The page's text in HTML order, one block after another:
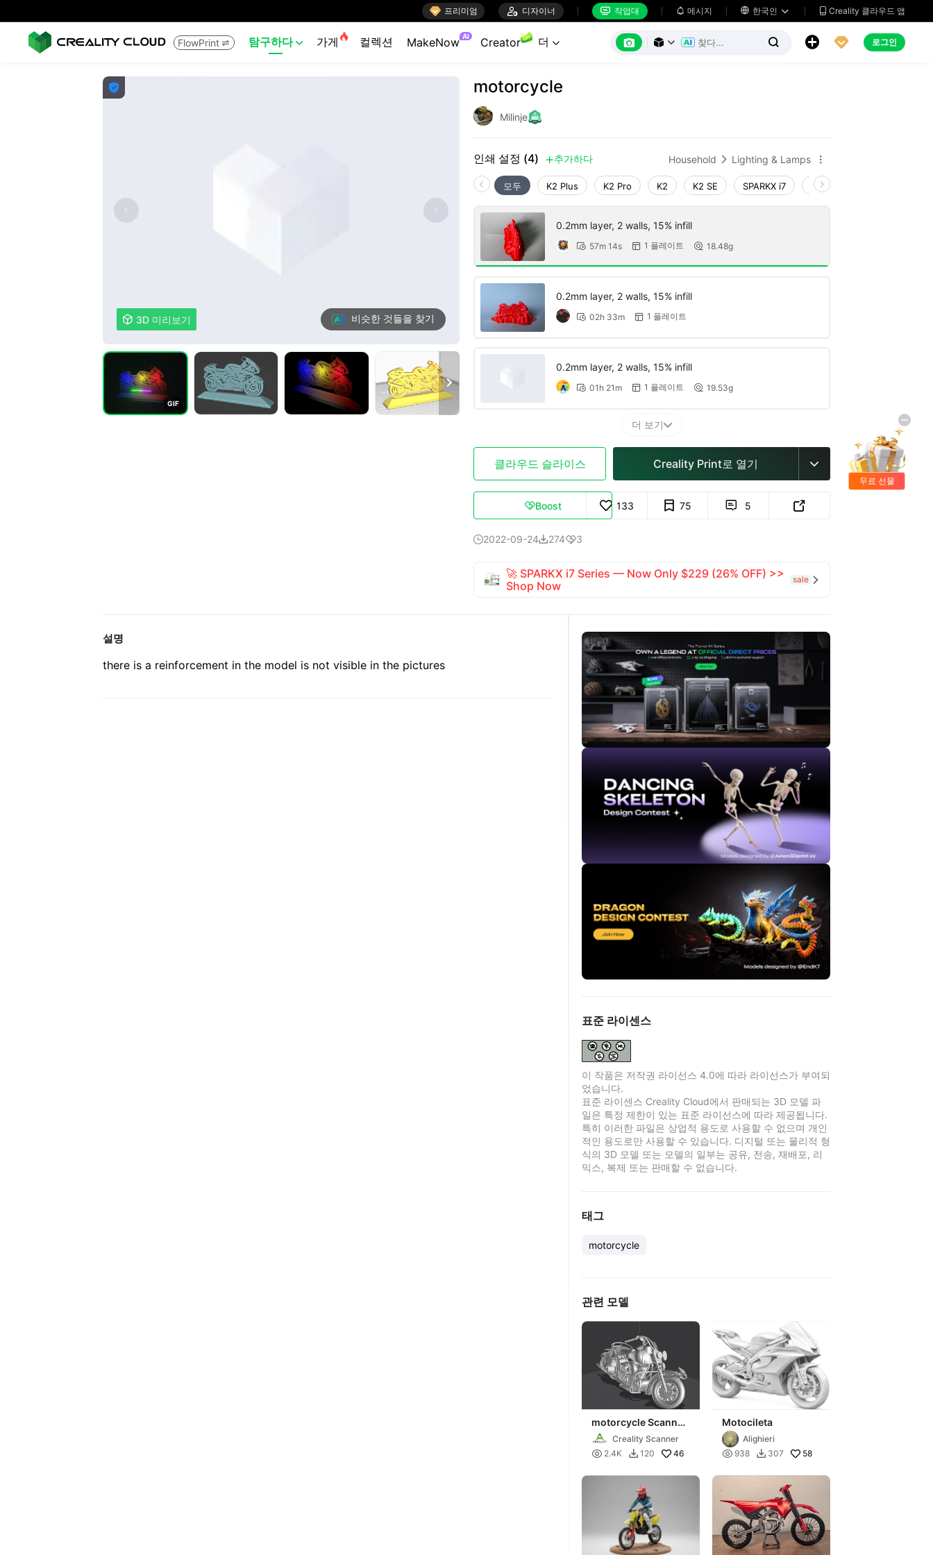
 프리미엄  디자이너  작업대  메시지  한국인   Creality 클라우드 앱
FlowPrint  탐구하다  가게  컬렉션 MakeNow AI Creator 더        로그인

 3D 미리보기 비슷한 것들을 찾기
GIF

motorcycle
Milinje
인쇄 설정 (4)  추가하다 Household  Lighting & Lamps 
모두 K2 Plus K2 Pro K2 K2 SE SPARKX i7 Creality Hi
0.2mm layer, 2 walls, 15% infill
 57m 14s  1 플레이트  18.48g
0.2mm layer, 2 walls, 15% infill
 02h 33m  1 플레이트
0.2mm layer, 2 walls, 15% infill
 01h 21m  1 플레이트  19.53g
더 보기
클라우드 슬라이스 Creality Print로 열기 
Boost 133 75  5 
2022-09-242743
🚀 SPARKX i7 Series — Now Only $229 (26% OFF) >>
Shop Now
sale 
설명
there is a reinforcement in the model is not visible in the pictures
표준 라이센스
이 작품은 저작권 라이선스 4.0에 따라 라이선스가 부여되
었습니다.
표준 라이센스 Creality Cloud에서 판매되는 3D 모델 파
일은 특정 제한이 있는 표준 라이선스에 따라 제공됩니다.
특히 이러한 파일은 상업적 용도로 사용할 수 없으며 개인
적인 용도로만 사용할 수 있습니다. 디지털 또는 물리적 형
식의 3D 모델 또는 모델의 일부는 공유, 전송, 재배포, 리
믹스, 복제 또는 판매할 수 없습니다.
태그
motorcycle
관련 모델
motorcycle Scanned
by OtterCreality Scanner
 2.4K  120 46
Motocileta
Alighieri
 938  307 58
무료 선물